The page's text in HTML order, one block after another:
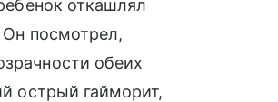
откашлял
Он посмотрел,
обеих
острый гайморит,